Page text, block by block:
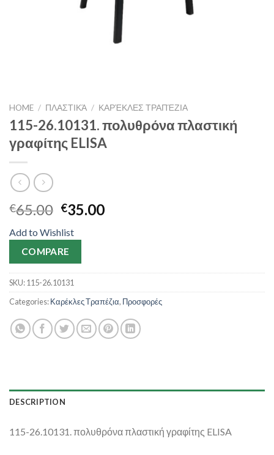
HOME / ΠΛΑΣΤΙΚΆ / ΚΑΡΈΚΛΕΣ ΤΡΑΠΈΖΙΑ
115-26.10131. πολυθρόνα πλαστική
γραφίτης ELISA
€65.00 €35.00
Add to Wishlist
COMPARE
SKU:115-26.10131
Categories:Καρέκλες Τραπέζια, Προσφορές
DESCRIPTION
115-26.10131. πολυθρόνα πλαστική γραφίτης ELISA